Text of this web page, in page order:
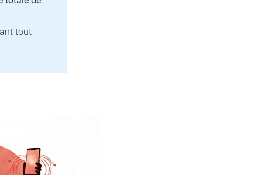
tout